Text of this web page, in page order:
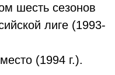
шесть сезонов
лиге (1993-
(1994 г.).